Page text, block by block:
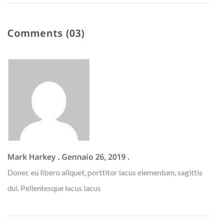
Comments (03)
Mark Harkey . Gennaio 26, 2019 .
Donec eu libero aliquet, porttitor lacus elementum, sagittis
dui. Pellentesque lacus lacus